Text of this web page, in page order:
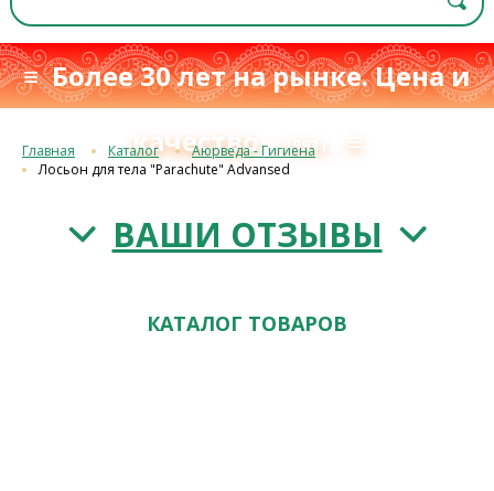
≡ Более 30 лет на рынке. Цена и
качествос 1993 г. ≡
Главная Каталог
Аюрведа - Гигиена
Лосьон для тела "Parachute" Advansed
ВАШИ ОТЗЫВЫ
КАТАЛОГ ТОВАРОВ